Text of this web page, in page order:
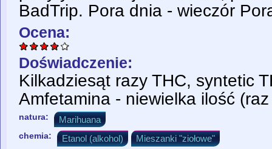
BadTrip. Pora dnia - wieczór
Ocena:
Doświadczenie:
Kilkadziesąt razy THC, syntetic
Amfetamina - niewielka ilość
natura: Marihuana
chemia: Etanol (alkohol) Mieszanki "ziołowe"